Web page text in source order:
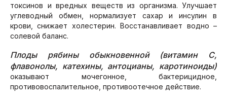
токсинов и вредных веществ из организма. Улучшает
углеводный обмен, нормализует сахар и инсулин в
крови, снижает холестерин. Восстанавливает водно –
солевой баланс.
Плоды рябины обыкновенной (витамин С,
флавонолы, катехины, антоцианы, каротиноиды)
оказывают мочегонное, бактерицидное,
противовоспалительное, противоотечное действие.